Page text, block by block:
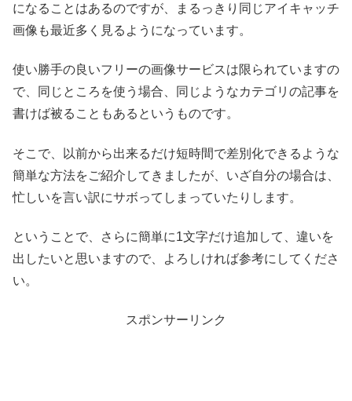
になることはあるのですが、まるっきり同じアイキャッチ
画像も最近多く見るようになっています。
使い勝手の良いフリーの画像サービスは限られていますの
で、同じところを使う場合、同じようなカテゴリの記事を
書けば被ることもあるというものです。
そこで、以前から出来るだけ短時間で差別化できるような
簡単な方法をご紹介してきましたが、いざ自分の場合は、
忙しいを言い訳にサボってしまっていたりします。
ということで、さらに簡単に1文字だけ追加して、違いを
出したいと思いますので、よろしければ参考にしてくださ
い。
スポンサーリンク